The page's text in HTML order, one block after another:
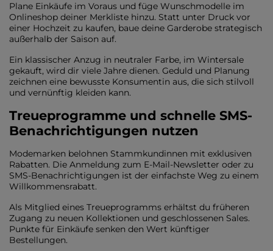
Plane Einkäufe im Voraus und füge Wunschmodelle im
Onlineshop deiner Merkliste hinzu. Statt unter Druck vor
einer Hochzeit zu kaufen, baue deine Garderobe strategisch
außerhalb der Saison auf.
Ein klassischer Anzug in neutraler Farbe, im Wintersale
gekauft, wird dir viele Jahre dienen. Geduld und Planung
zeichnen eine bewusste Konsumentin aus, die sich stilvoll
und vernünftig kleiden kann.
Treueprogramme und schnelle SMS-
Benachrichtigungen nutzen
Modemarken belohnen Stammkundinnen mit exklusiven
Rabatten. Die Anmeldung zum E-Mail-Newsletter oder zu
SMS-Benachrichtigungen ist der einfachste Weg zu einem
Willkommensrabatt.
Als Mitglied eines Treueprogramms erhältst du früheren
Zugang zu neuen Kollektionen und geschlossenen Sales.
Punkte für Einkäufe senken den Wert künftiger
Bestellungen.